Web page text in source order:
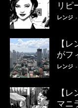
リピ
レンジ -
【
がフ
レンジ -
【
マニ